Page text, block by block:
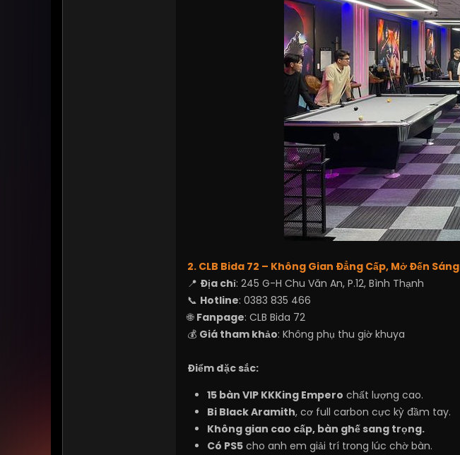
2. CLB Bida 72 – Không Gian Đẳng Cấp, Mở Đến Sáng
📍 Địa chỉ: 245 G-H Chu Văn An, P.12, Bình Thạnh
📞 Hotline: 0383 835 466
🌐 Fanpage: CLB Bida 72
💰 Giá tham khảo: Không phụ thu giờ khuya
Điểm đặc sắc:
15 bàn VIP KKKing Empero chất lượng cao.
Bi Black Aramith, cơ full carbon cực kỳ đầm tay.
Không gian cao cấp, bàn ghế sang trọng.
Có PS5 cho anh em giải trí trong lúc chờ bàn.